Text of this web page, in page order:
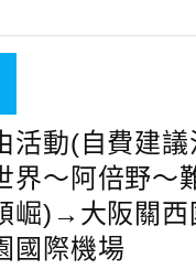
活動(自費建議
界～阿倍野～
崛)→大阪關西
國際機場